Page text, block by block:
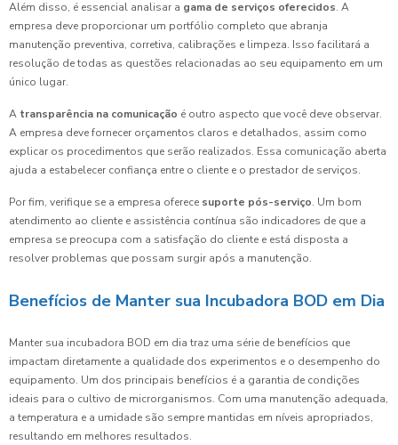
Além disso, é essencial analisar a gama de serviços oferecidos. A
empresa deve proporcionar um portfólio completo que abranja
manutenção preventiva, corretiva, calibrações e limpeza. Isso facilitará a
resolução de todas as questões relacionadas ao seu equipamento em um
único lugar.
A transparência na comunicação é outro aspecto que você deve observar.
A empresa deve fornecer orçamentos claros e detalhados, assim como
explicar os procedimentos que serão realizados. Essa comunicação aberta
ajuda a estabelecer confiança entre o cliente e o prestador de serviços.
Por fim, verifique se a empresa oferece suporte pós-serviço. Um bom
atendimento ao cliente e assistência contínua são indicadores de que a
empresa se preocupa com a satisfação do cliente e está disposta a
resolver problemas que possam surgir após a manutenção.
Benefícios de Manter sua Incubadora BOD em Dia
Manter sua incubadora BOD em dia traz uma série de benefícios que
impactam diretamente a qualidade dos experimentos e o desempenho do
equipamento. Um dos principais benefícios é a garantia de condições
ideais para o cultivo de microrganismos. Com uma manutenção adequada,
a temperatura e a umidade são sempre mantidas em níveis apropriados,
resultando em melhores resultados.